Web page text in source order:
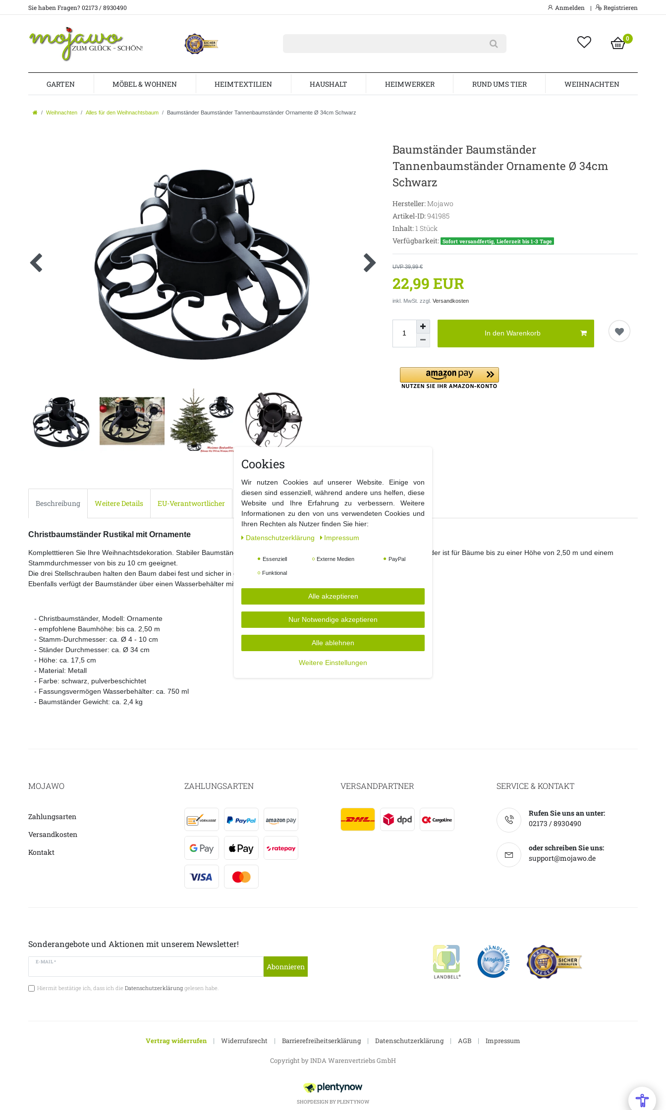
Sie haben Fragen? 02173 / 8930490 Anmelden | Registrieren
0
GARTEN MÖBEL & WOHNEN HEIMTEXTILIEN HAUSHALT HEIMWERKER RUND UMS TIER WEIHNACHTEN
Weihnachten Alles für den Weihnachtsbaum Baumständer Baumständer Tannenbaumständer Ornamente Ø 34cm Schwarz
Baumständer Baumständer
Tannenbaumständer Ornamente Ø 34cm
Schwarz
Hersteller:Mojawo
Artikel-ID:941985
Inhalt:1 Stück
Verfügbarkeit: Sofort versandfertig, Lieferzeit bis 1-3 Tage
UVP 39,99 €
22,99 EUR
inkl. MwSt. zzgl. Versandkosten
In den Warenkorb
Beschreibung Weitere Details EU-Verantwortlicher
Christbaumständer Rustikal mit Ornamente
Kompletttieren Sie Ihre Weihnachtsdekoration. Stabiler Baumständer aus pulverbeschichtetem Metall. Der Weihnachtsbaumständer ist für Bäume bis zu einer Höhe von 2,50 m und einem
Stammdurchmesser von bis zu 10 cm geeignet.
Die drei Stellschrauben halten den Baum dabei fest und sicher in der Aufnahme.
Ebenfalls verfügt der Baumständer über einen Wasserbehälter mit ca. 750 ml Fassungsvermögen.
- Christbaumständer, Modell: Ornamente
- empfohlene Baumhöhe: bis ca. 2,50 m
- Stamm-Durchmesser: ca. Ø 4 - 10 cm
- Ständer Durchmesser: ca. Ø 34 cm
- Höhe: ca. 17,5 cm
- Material: Metall
- Farbe: schwarz, pulverbeschichtet
- Fassungsvermögen Wasserbehälter: ca. 750 ml
- Baumständer Gewicht: ca. 2,4 kg
MOJAWO
Zahlungsarten
Versandkosten
Kontakt
ZAHLUNGSARTEN VERSANDPARTNER SERVICE & KONTAKT
Rufen Sie uns an unter:
02173 / 8930490
oder schreiben Sie uns:
support@mojawo.de
Sonderangebote und Aktionen mit unserem Newsletter!
E-MAIL *
Abonnieren
Hiermit bestätige ich, dass ich die Datenschutzerklärunggelesen habe.
Vertrag widerrufen | Widerrufsrecht | Barrierefreiheitserklärung | Datenschutzerklärung | AGB | Impressum
Copyright by INDA Warenvertriebs GmbH
SHOPDESIGN BYPLENTYNOW
Cookies
Wir nutzen Cookies auf unserer Website. Einige von
diesen sind essenziell, während andere uns helfen, diese
Website und Ihre Erfahrung zu verbessern. Weitere
Informationen zu den von uns verwendeten Cookies und
Ihren Rechten als Nutzer finden Sie hier:
Daten­schutz­erklärung
Impressum
Essenziell Externe Medien PayPal
Funktional
Alle akzeptieren
Nur Notwendige akzeptieren
Alle ablehnen
Weitere Einstellungen